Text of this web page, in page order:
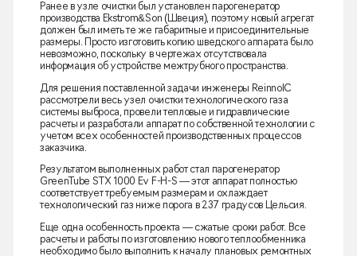
Ранее в узле очистки был установлен парогенератор
производства Ekstrom&Son (Швеция), поэтому новый агрегат
должен был иметь те же габаритные и присоединительные
размеры. Просто изготовить копию шведского аппарата было
невозможно, поскольку в чертежах отсутствовала
информация об устройстве межтрубного пространства.
Для решения поставленной задачи инженеры ReinnolC
рассмотрели весь узел очистки технологического газа
системы выброса, провели тепловые и гидравлические
расчеты и разработали аппарат по собственной технологии с
учетом всех особенностей производственных процессов
заказчика.
Результатом выполненных работ стал парогенератор
GreenTube STX 1000 Ev F-H-S — этот аппарат полностью
соответствует требуемым размерам и охлаждает
технологический газ ниже порога в 237 градусов Цельсия.
Еще одна особенность проекта — сжатые сроки работ. Все
расчеты и работы по изготовлению нового теплообменника
необходимо было выполнить к началу плановых ремонтных